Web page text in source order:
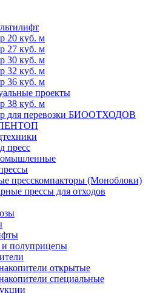
20 куб. м
27 куб. м
30 куб. м
32 куб. м
36 куб. м
проекты
38 куб. м
для перевозки БИООТХОДОВ
пресс
пресскомпакторы (Моноблоки)
прессы для отходов
полуприцепы
открытые
специальные